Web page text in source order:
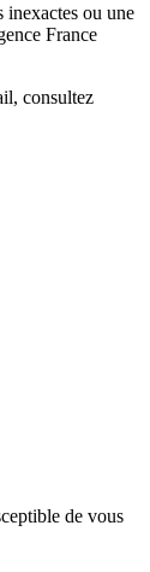
inexactes ou une
France
, consultez
de vous